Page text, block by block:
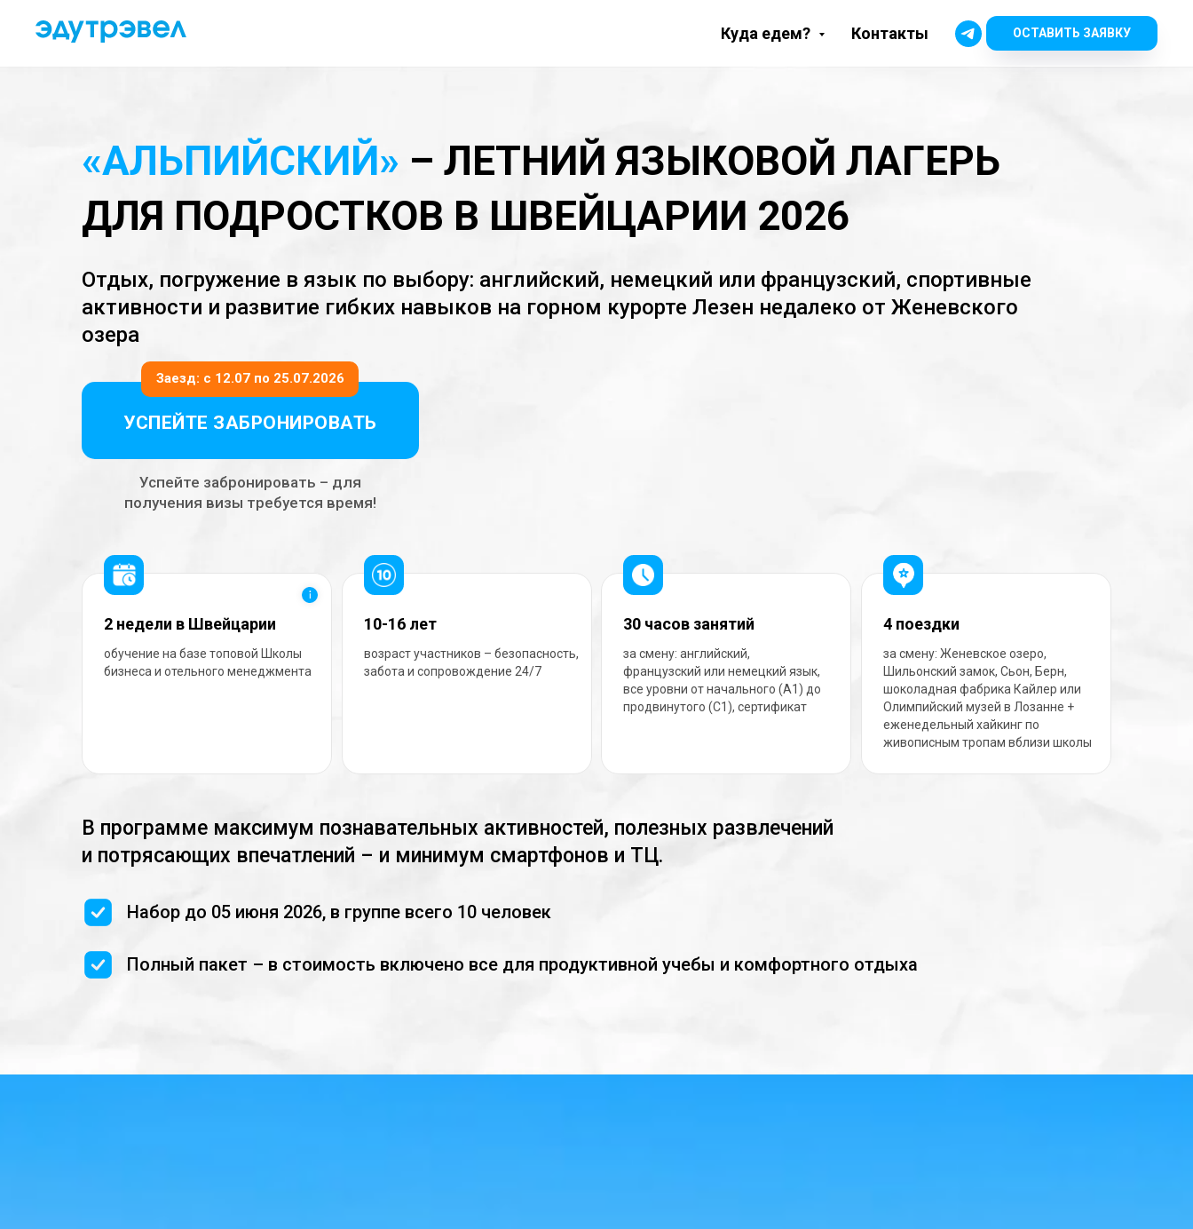
Куда едем? Контакты ОСТАВИТЬ ЗАЯВКУ
«АЛЬПИЙСКИЙ» – ЛЕТНИЙ ЯЗЫКОВОЙ ЛАГЕРЬ
ДЛЯ ПОДРОСТКОВ В ШВЕЙЦАРИИ 2026
Отдых, погружение в язык по выбору: английский, немецкий или французский, спортивные
активности и развитие гибких навыков на горном курорте Лезен недалеко от Женевского
озера
2 недели в Швейцарии 30 часов занятий
10-16 лет
Заезд: с 12.07 по 25.07.2026
УСПЕЙТЕ ЗАБРОНИРОВАТЬ
Набор до 05 июня 2026, в группе всего 10 человек
Полный пакет – в стоимость включено все для продуктивной учебы и комфортного отдыха
В программе максимум познавательных активностей, полезных развлечений
и потрясающих впечатлений – и минимум смартфонов и ТЦ.
обучение на базе топовой Школы
бизнеса и отельного менеджмента
возраст участников – безопасность,
забота и сопровождение 24/7
за смену: английский,
французский или немецкий язык,
все уровни от начального (A1) до
продвинутого (C1), сертификат
4 поездки
за смену: Женевское озеро,
Шильонский замок, Сьон, Берн,
шоколадная фабрика Кайлер или
Олимпийский музей в Лозанне +
еженедельный хайкинг по
живописным тропам вблизи школы
Успейте забронировать – для
получения визы требуется время!